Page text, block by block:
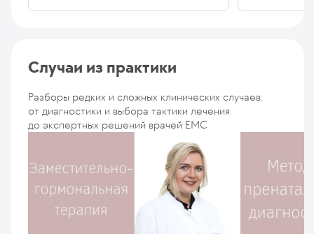
Случаи из практики
Разборы редких и сложных клинических случаев:
от диагностики и выбора тактики лечения
до экспертных решений врачей EMC